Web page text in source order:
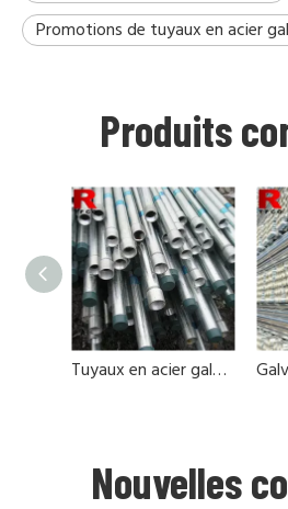
Promotions de tuyaux en acier
Produits
Tuyaux en acier galvanisé 48,3 mm de diamètre
Nouvelles